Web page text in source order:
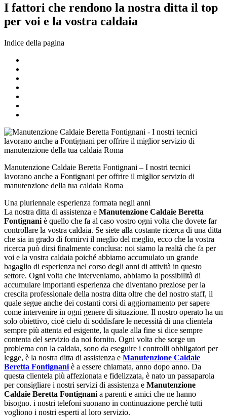
I fattori che rendono la nostra ditta il top
per voi e la vostra caldaia
Indice della pagina
Manutenzione Caldaie Beretta Fontignani – I nostri tecnici
lavorano anche a Fontignani per offrire il miglior servizio di
manutenzione della tua caldaia Roma
Una pluriennale esperienza formata negli anni
La nostra ditta di assistenza e Manutenzione Caldaie Beretta
Fontignani è quello che fa al caso vostro ogni volta che dovete far
controllare la vostra caldaia. Se siete alla costante ricerca di una ditta
che sia in grado di fornirvi il meglio del meglio, ecco che la vostra
ricerca può dirsi finalmente conclusa: noi siamo la realtà che fa per
voi e la vostra caldaia poiché abbiamo accumulato un grande
bagaglio di esperienza nel corso degli anni di attività in questo
settore. Ogni volta che interveniamo, abbiamo la possibilità di
accumulare importanti esperienza che diventano preziose per la
crescita professionale della nostra ditta oltre che del nostro staff, il
quale segue anche dei costanti corsi di aggiornamento per sapere
come intervenire in ogni genere di situazione. Il nostro operato ha un
solo obiettivo, cioè cielo di soddisfare le necessità di una clientela
sempre più attenta ed esigente, la quale alla fine si dice sempre
contenta del servizio da noi fornito. Ogni volta che sorge un
problema con la caldaia, sono da eseguire i controlli obbligatori per
legge, è la nostra ditta di assistenza e Manutenzione Caldaie
Beretta Fontignani è a essere chiamata, anno dopo anno. Da
questa clientela più affezionata e fidelizzata, è nato un passaparola
per consigliare i nostri servizi di assistenza e Manutenzione
Caldaie Beretta Fontignani a parenti e amici che ne hanno
bisogno. i nostri telefoni suonano in continuazione perché tutti
vogliono i nostri esperti al loro servizio.